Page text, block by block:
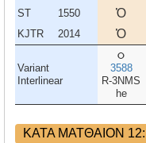
ST 1550 Ὁ
KJTR 2014 Ὁ
Variant
Interlinear
ο
3588
R-3NMS
he
ΚΑΤΑ ΜΑΤΘΑΙΟΝ